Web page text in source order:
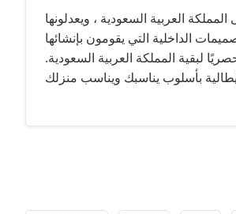
المملكة العربية السعودية ، ويعدلونها
لبقية المملكة العربية السعودية.